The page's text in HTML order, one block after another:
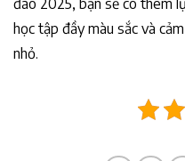
đáo 2025, bạn sẽ có thêm
học tập đầy màu sắc và
nhỏ.